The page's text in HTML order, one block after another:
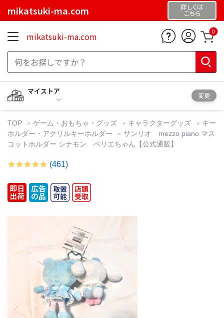
mikatsuki-ma.com 詳しくは
こちら
mikatsuki-ma.com 0
マイストア
変更
TOP ゲーム・おもちゃ・グッズ キャラクターグッズ
キー
ホルダー・アクリルキーホルダー
サンリオ mezzo piano マス
コットホルダー シナモン ベリエちゃん【公式通販】
(461)